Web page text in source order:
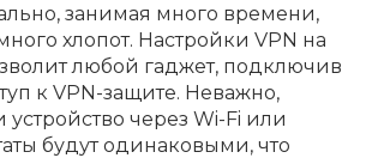
занимая много времени,
хлопот. Настройки VPN на
любой гаджет, подключив
к VPN-защите. Неважно,
через Wi-Fi или
будут одинаковыми, что